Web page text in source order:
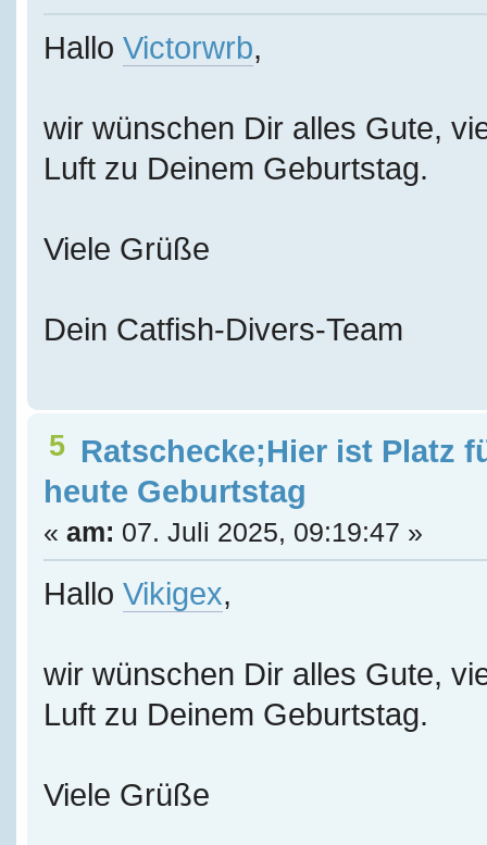
Hallo Victorwrb,
wir wünschen Dir alles Gute,
Luft zu Deinem Geburtstag.
Viele Grüße
Dein Catfish-Divers-Team
5 Ratschecke;Hier ist Platz
heute Geburtstag
« am: 07. Juli 2025, 09:19:47 »
Hallo Vikigex,
wir wünschen Dir alles Gute,
Luft zu Deinem Geburtstag.
Viele Grüße